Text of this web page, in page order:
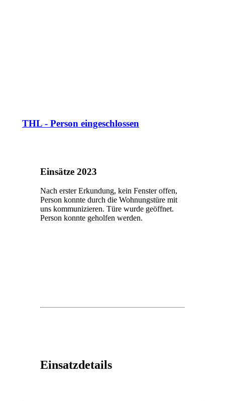
THL - Person eingeschlossen
Einsätze 2023
Nach erster Erkundung, kein Fenster offen,
Person konnte durch die Wohnungstüre mit
uns kommunizieren. Türe wurde geöffnet.
Person konnte geholfen werden.
Einsatzdetails